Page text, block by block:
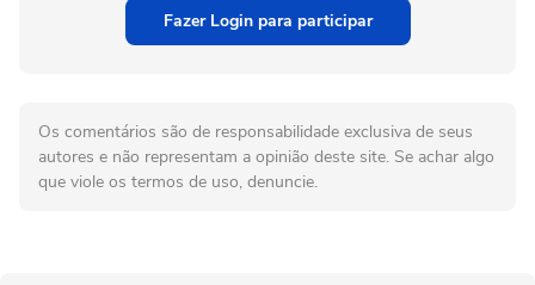
Fazer Login para participar
Os comentários são de responsabilidade exclusiva de seus
autores e não representam a opinião deste site. Se achar algo
que viole os termos de uso, denuncie.